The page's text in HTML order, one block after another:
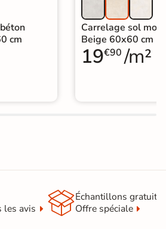
cm
Carrelage sol
Beige 60x60 cm
19€90 /m²
les avis
Échantillons gratuit
Offre spéciale